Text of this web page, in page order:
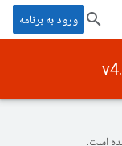
ورود به برنامه
است.